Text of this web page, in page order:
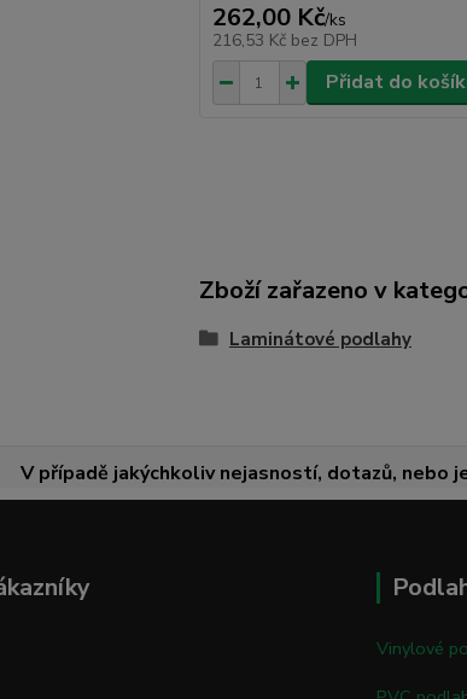
262,00 Kč/ks
216,53 Kč bez DPH
Přidat do
Zboží zařazeno v
Laminátové podlahy
V případě jakýchkoliv nejasností, dotazů, nebo
Vinylové